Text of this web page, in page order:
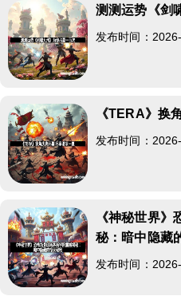
测测运势《剑
发布时间：
《TERA》换
发布时间：
《神秘世界
秘：暗中隐藏
发布时间：